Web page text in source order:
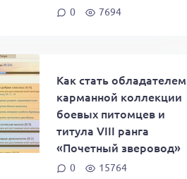
0 7694
Как стать обладателем
карманной коллекции
боевых питомцев и
титула VIII ранга
«Почетный зверовод»
0 15764